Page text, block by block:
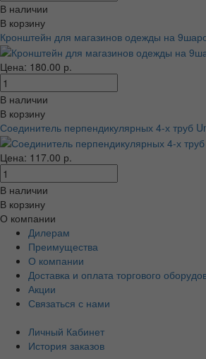
В наличии
В корзину
Кронштейн для магазинов одежды на
Цена: 180.00 р.
В наличии
В корзину
Соединитель перпендикулярных 4-х труб
Цена: 117.00 р.
В наличии
В корзину
О компании
Дилерам
Преимущества
О компании
Доставка и оплата торгового
Акции
Связаться с нами
Личный Кабинет
История заказов